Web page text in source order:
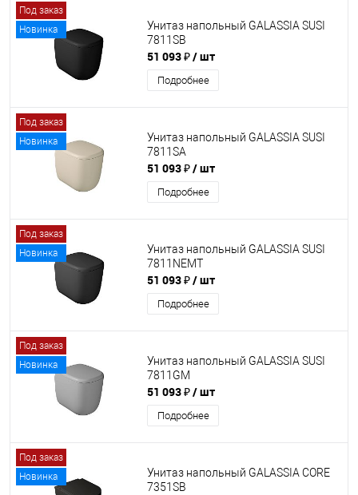
Под заказ
Новинка
Унитаз напольный GALASSIA SUSI
7811SB
51 093 ₽/ шт
Подробнее
Под заказ
Новинка
Унитаз напольный GALASSIA SUSI
7811SA
51 093 ₽/ шт
Подробнее
Под заказ
Новинка
Унитаз напольный GALASSIA SUSI
7811NEMT
51 093 ₽/ шт
Подробнее
Под заказ
Новинка
Унитаз напольный GALASSIA SUSI
7811GM
51 093 ₽/ шт
Подробнее
Под заказ
Новинка
Унитаз напольный GALASSIA CORE
7351SB